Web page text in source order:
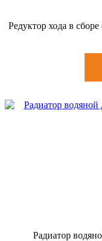
Редуктор хода в
Радиатор